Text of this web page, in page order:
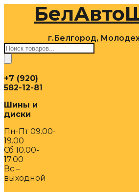
содержимому
г.Белгород,
Поиск
товаров
+7 (920)
582-12-81
Шины и
диски
Пн-Пт 09.00-
19.00
Сб 10.00-
17.00
Вс –
выходной